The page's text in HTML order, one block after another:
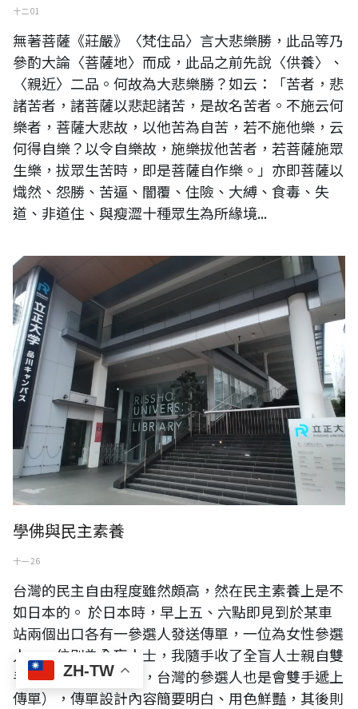
ZH-TW
十二 01
無著菩薩《莊嚴》〈梵住品〉言大悲樂勝，此品等乃
參酌大論〈菩薩地〉而成，此品之前先說〈供養〉、
〈親近〉二品。何故為大悲樂勝？如云：「苦者，悲
諸苦者，諸菩薩以悲起諸苦，是故名苦者。不施云何
樂者，菩薩大悲故，以他苦為自苦，若不施他樂，云
何得自樂？以令自樂故，施樂拔他苦者，若菩薩施眾
生樂，拔眾生苦時，即是菩薩自作樂。」亦即菩薩以
熾然、怨勝、苦逼、闇覆、住險、大縛、食毒、失
道、非道住、與瘦澀十種眾生為所緣境...
創校一百五十年的日本立正大學
學佛與民主素養
十一 26
台灣的民主自由程度雖然頗高，然在民主素養上是不
如日本的。 於日本時，早上五、六點即見到於某車
站兩個出口各有一參選人發送傳單，一位為女性參選
人、一位則為全盲人士，我隨手收了全盲人士親自雙
手遞上的傳單（當然，台灣的參選人也是會雙手遞上
傳單），傳單設計內容簡要明白、用色鮮豔，其後則